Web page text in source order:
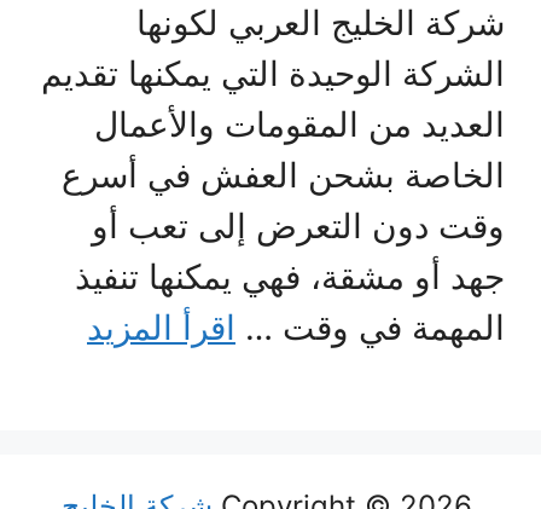
شركة الخليج العربي لكونها
الشركة الوحيدة التي يمكنها تقديم
العديد من المقومات والأعمال
الخاصة بشحن العفش في أسرع
وقت دون التعرض إلى تعب أو
جهد أو مشقة، فهي يمكنها تنفيذ
المهمة في وقت … اقرأ المزيد